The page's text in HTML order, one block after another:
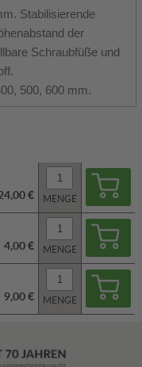
Stabilisierende
der
Schraubfüße und
500, 600 mm.
€
MENGE
4,00 €
MENGE
9,00 €
MENGE